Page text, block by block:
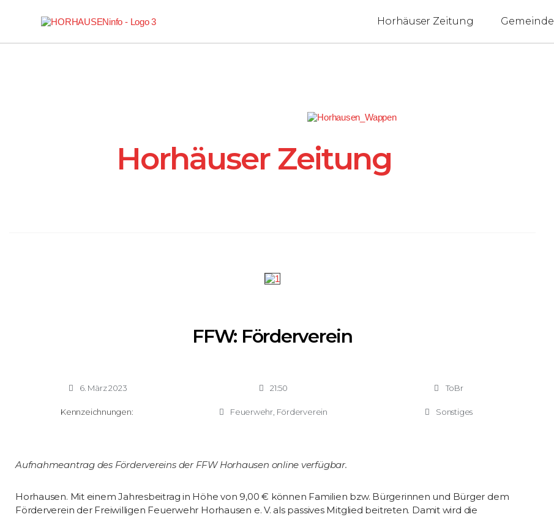
Horhäuser Zeitung Gemeinde
Horhäuser Zeitung
FFW: Förderverein
6. März 2023 21:50 ToBr
Kennzeichnungen: Feuerwehr Förderverein Sonstiges
Aufnahmeantrag des Fördervereins der FFW Horhausen online verfügbar.
Horhausen. Mit einem Jahresbeitrag in Höhe von 9,00 € können Familien bzw. Bürgerinnen und Bürger dem
Förderverein der Freiwilligen Feuerwehr Horhausen e. V. als passives Mitglied beitreten. Damit wird die